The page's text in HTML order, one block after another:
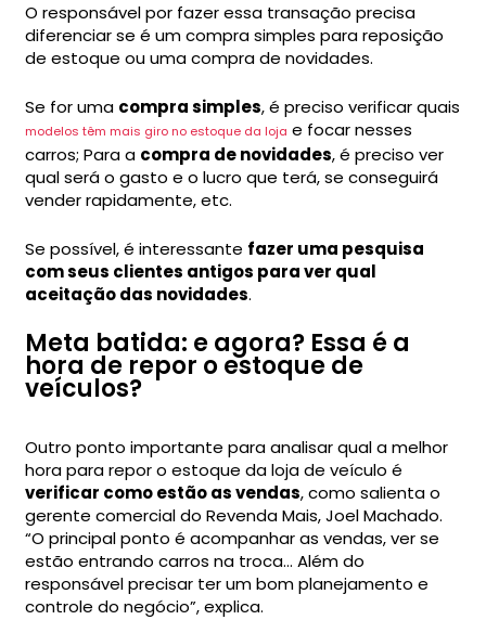
O responsável por fazer essa transação precisa
diferenciar se é um compra simples para reposição
de estoque ou uma compra de novidades.
Se for uma compra simples, é preciso verificar quais
modelos têm mais giro no estoque da loja e focar nesses
carros; Para a compra de novidades, é preciso ver
qual será o gasto e o lucro que terá, se conseguirá
vender rapidamente, etc.
Se possível, é interessante fazer uma pesquisa
com seus clientes antigos para ver qual
aceitação das novidades.
Meta batida: e agora? Essa é a
hora de repor o estoque de
veículos?
Outro ponto importante para analisar qual a melhor
hora para repor o estoque da loja de veículo é
verificar como estão as vendas, como salienta o
gerente comercial do Revenda Mais, Joel Machado.
“O principal ponto é acompanhar as vendas, ver se
estão entrando carros na troca… Além do
responsável precisar ter um bom planejamento e
controle do negócio”, explica.